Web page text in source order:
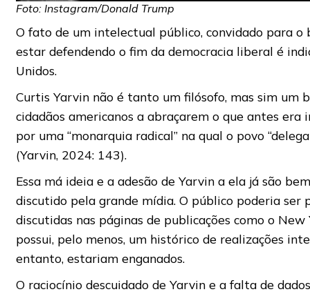
Foto: Instagram/Donald Trump
O fato de um intelectual público, convidado para
estar defendendo o fim da democracia liberal é
Unidos.
Curtis Yarvin não é tanto um filósofo, mas sim um
cidadãos americanos a abraçarem o que antes
por uma “monarquia radical” na qual o povo
(Yarvin, 2024: 143).
Essa má ideia e a adesão de Yarvin a ela já são
discutido pela grande mídia. O público poderia ser
discutidas nas páginas de publicações como o
possui, pelo menos, um histórico de realizações
entanto, estariam enganados.
O raciocínio descuidado de Yarvin e a falta de